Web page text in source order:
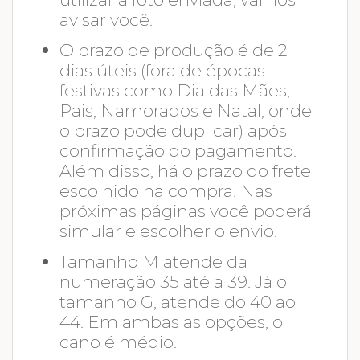
avisar você.
O prazo de produção é de 2
dias úteis (fora de épocas
festivas como Dia das Mães,
Pais, Namorados e Natal, onde
o prazo pode duplicar) após
confirmação do pagamento.
Além disso, há o prazo do frete
escolhido na compra. Nas
próximas páginas você poderá
simular e escolher o envio.
Tamanho M atende da
numeração 35 até a 39. Já o
tamanho G, atende do 40 ao
44. Em ambas as opções, o
cano é médio.